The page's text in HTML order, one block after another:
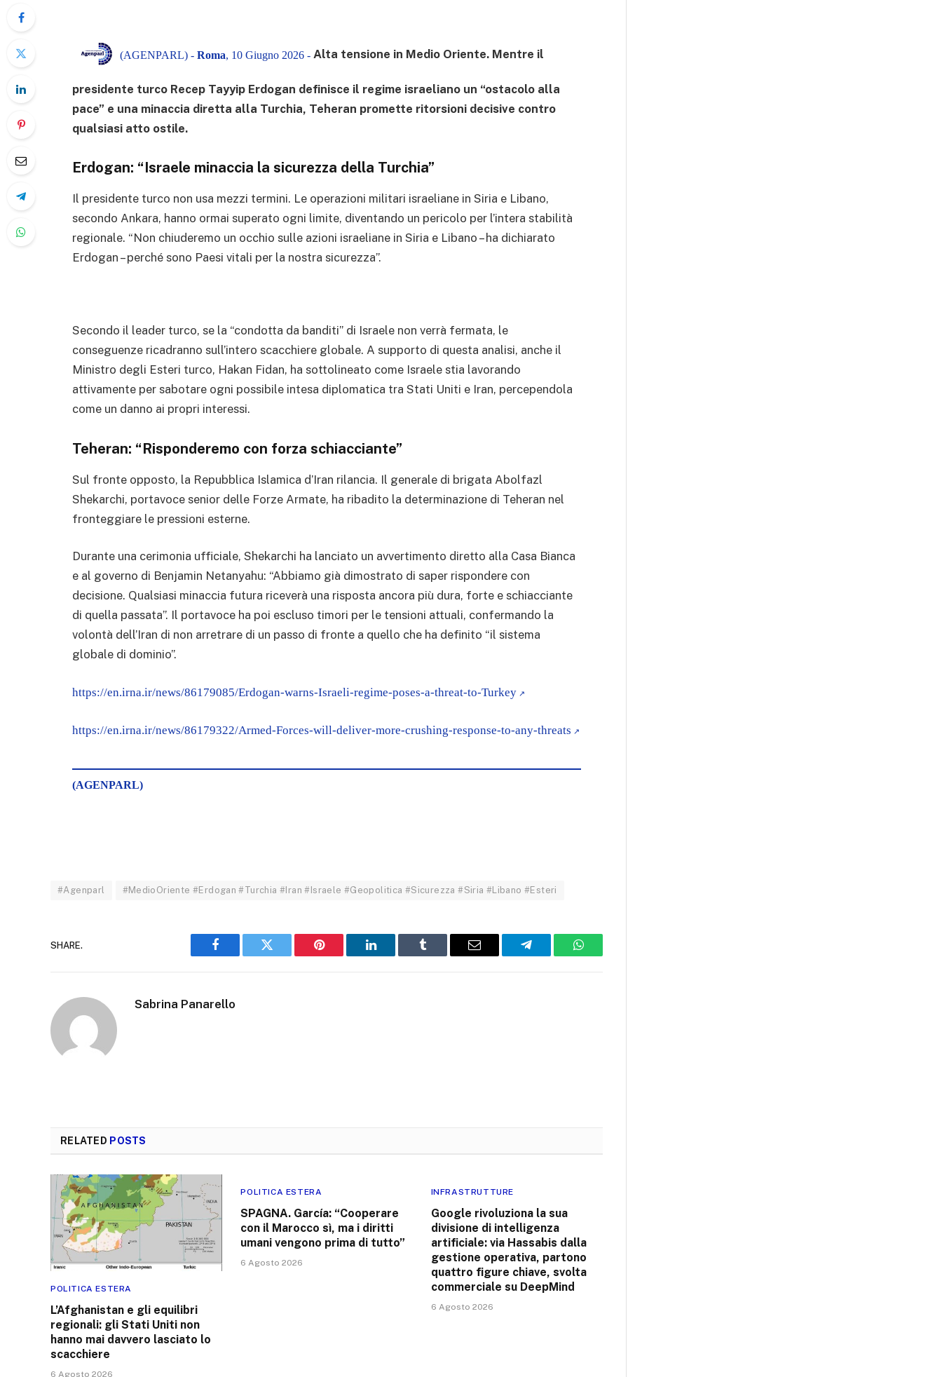
(AGENPARL) - Roma, 10 Giugno 2026 - Alta tensione in Medio Oriente. Mentre il
presidente turco Recep Tayyip Erdogan definisce il regime israeliano un “ostacolo alla
pace” e una minaccia diretta alla Turchia, Teheran promette ritorsioni decisive contro
qualsiasi atto ostile.
Erdogan: “Israele minaccia la sicurezza della Turchia”
Il presidente turco non usa mezzi termini. Le operazioni militari israeliane in Siria e Libano,
secondo Ankara, hanno ormai superato ogni limite, diventando un pericolo per l’intera stabilità
regionale. “Non chiuderemo un occhio sulle azioni israeliane in Siria e Libano – ha dichiarato
Erdogan – perché sono Paesi vitali per la nostra sicurezza”.
Secondo il leader turco, se la “condotta da banditi” di Israele non verrà fermata, le
conseguenze ricadranno sull’intero scacchiere globale. A supporto di questa analisi, anche il
Ministro degli Esteri turco, Hakan Fidan, ha sottolineato come Israele stia lavorando
attivamente per sabotare ogni possibile intesa diplomatica tra Stati Uniti e Iran, percependola
come un danno ai propri interessi.
Teheran: “Risponderemo con forza schiacciante”
Sul fronte opposto, la Repubblica Islamica d’Iran rilancia. Il generale di brigata Abolfazl
Shekarchi, portavoce senior delle Forze Armate, ha ribadito la determinazione di Teheran nel
fronteggiare le pressioni esterne.
Durante una cerimonia ufficiale, Shekarchi ha lanciato un avvertimento diretto alla Casa Bianca
e al governo di Benjamin Netanyahu: “Abbiamo già dimostrato di saper rispondere con
decisione. Qualsiasi minaccia futura riceverà una risposta ancora più dura, forte e schiacciante
di quella passata”. Il portavoce ha poi escluso timori per le tensioni attuali, confermando la
volontà dell’Iran di non arretrare di un passo di fronte a quello che ha definito “il sistema
globale di dominio”.
https://en.irna.ir/news/86179085/Erdogan-warns-Israeli-regime-poses-a-threat-to-Turkey
https://en.irna.ir/news/86179322/Armed-Forces-will-deliver-more-crushing-response-to-any-threats
(AGENPARL)
#Agenparl #MedioOriente #Erdogan #Turchia #Iran #Israele #Geopolitica #Sicurezza #Siria #Libano #Esteri
SHARE.
Facebook Twitter Pinterest LinkedIn Tumblr Email Telegram WhatsApp
Sabrina Panarello
RELATED POSTS
POLITICA ESTERA
L’Afghanistan e gli equilibri
regionali: gli Stati Uniti non
hanno mai davvero lasciato lo
scacchiere
6 Agosto 2026
POLITICA ESTERA
SPAGNA. García: “Cooperare
con il Marocco sì, ma i diritti
umani vengono prima di tutto”
6 Agosto 2026
INFRASTRUTTURE
Google rivoluziona la sua
divisione di intelligenza
artificiale: via Hassabis dalla
gestione operativa, partono
quattro figure chiave, svolta
commerciale su DeepMind
6 Agosto 2026